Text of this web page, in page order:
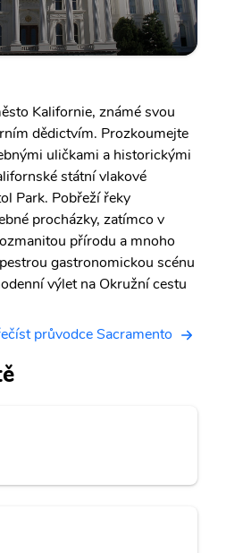
Kalifornie, známé svou
dědictvím. Prozkoumejte
uličkami a historickými
státní vlakové
Park. Pobřeží řeky
procházky, zatímco v
přírodu a mnoho
gastronomickou scénu
výlet na Okružní cestu
průvodce Sacramento